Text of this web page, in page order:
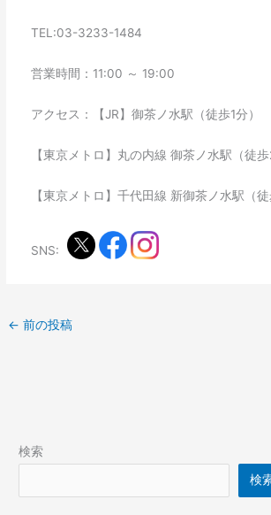
TEL:03-3233-1484
営業時間：11:00 ～ 19:00
アクセス：【JR】御茶ノ水駅（徒歩1分）
【東京メトロ】丸の内線 御茶ノ水駅（徒歩
【東京メトロ】千代田線 新御茶ノ水駅（徒
SNS:
← 前の投稿
検索
検